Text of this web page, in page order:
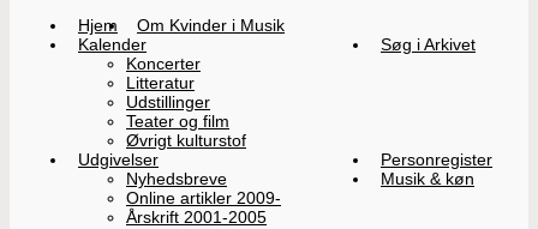
Hjem
Om Kvinder i Musik
Kalender
Koncerter
Litteratur
Udstillinger
Teater og film
Øvrigt kulturstof
Søg i Arkivet
Udgivelser
Nyhedsbreve
Online artikler 2009-
Årskrift 2001-2005
Personregister
Musik & køn